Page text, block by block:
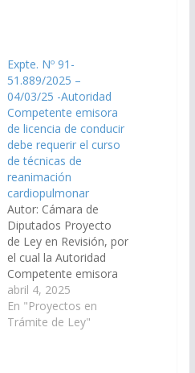
Expte. Nº 91-
51.889/2025 –
04/03/25 -Autoridad
Competente emisora
de licencia de conducir
debe requerir el curso
de técnicas de
reanimación
cardiopulmonar
Autor: Cámara de
Diputados Proyecto
de Ley en Revisión, por
el cual la Autoridad
Competente emisora
de la licencia de
conducir debe requerir
al solicitante la
abril 4, 2025
En "Proyectos en
Trámite de Ley"